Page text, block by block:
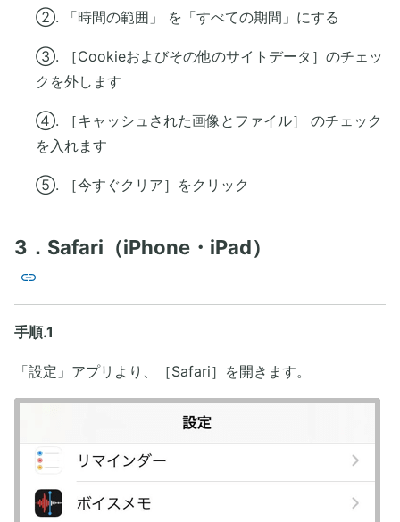
②. 「時間の範囲」 を「すべての期間」にする
③. ［Cookieおよびその他のサイトデータ］のチェッ
クを外します
④. ［キャッシュされた画像とファイル］ のチェック
を入れます
⑤. ［今すぐクリア］をクリック
3．Safari（iPhone・iPad）
手順.1
「設定」アプリより、［Safari］を開きます。